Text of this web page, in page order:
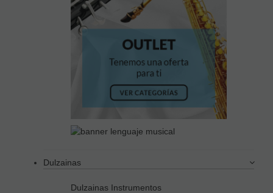
Dulzainas
Dulzainas Instrumentos